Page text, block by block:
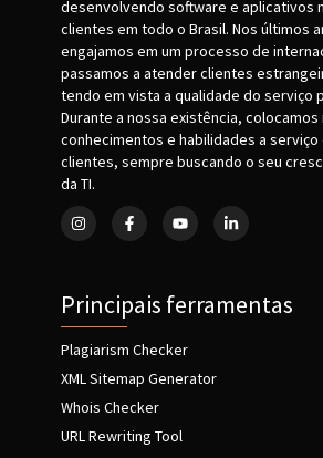
desenvolvendo software e aplicativos
clientes em todo o Brasil. Nos últimos
engajamos em um processo de
passamos a atender clientes
tendo em vista a qualidade do serviço
Durante a nossa existência, colocamos
conhecimentos e habilidades a
clientes, sempre buscando o seu
da TI.
Principais ferramentas
Plagiarism Checker
XML Sitemap Generator
Whois Checker
URL Rewriting Tool